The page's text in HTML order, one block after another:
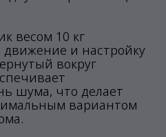
весом 10 кг
движение и настройку
вокруг
шума, что делает
вариантом